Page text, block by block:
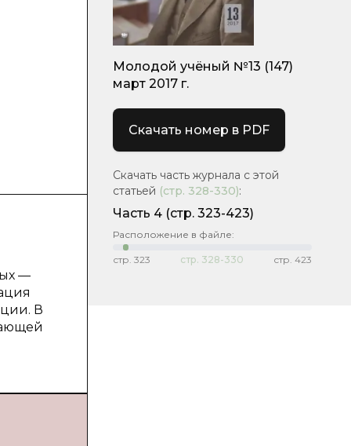
—
В
Молодой учёный №13 (147)
март 2017 г.
Скачать номер в PDF
Скачать часть журнала с этой
статьей (стр. 328-330):
Часть 4 (cтр. 323-423)
Расположение в файле:
стр. 323 стр. 328-330 стр. 423